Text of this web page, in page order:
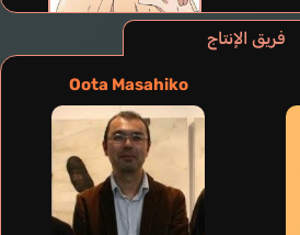
فريق الإنتاج
Oota Masahiko